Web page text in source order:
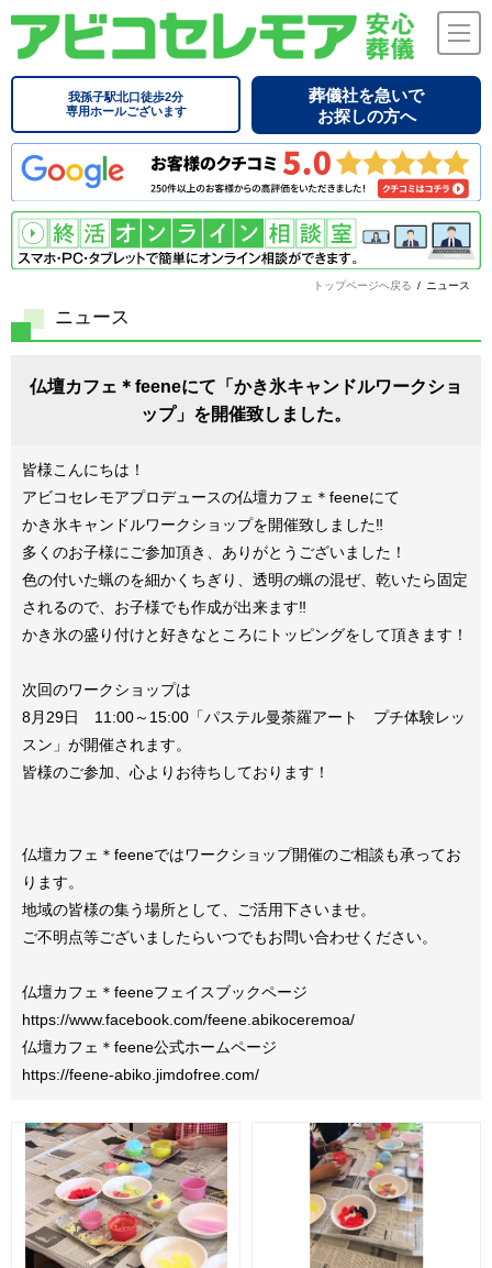
我孫子駅北口徒歩2分
専用ホールございます
葬儀社を急いで
お探しの方へ
トップページへ戻る / ニュース
ニュース
仏壇カフェ＊feeneにて「かき氷キャンドルワークショ
ップ」を開催致しました。
皆様こんにちは！
アビコセレモアプロデュースの仏壇カフェ＊feeneにて
かき氷キャンドルワークショップを開催致しました‼︎
多くのお子様にご参加頂き、ありがとうございました！
色の付いた蝋のを細かくちぎり、透明の蝋の混ぜ、乾いたら固定
されるので、お子様でも作成が出来ます‼︎
かき氷の盛り付けと好きなところにトッピングをして頂きます！
次回のワークショップは
8月29日 11:00～15:00「パステル曼荼羅アート プチ体験レッ
スン」が開催されます。
皆様のご参加、心よりお待ちしております！
仏壇カフェ＊feeneではワークショップ開催のご相談も承ってお
ります。
地域の皆様の集う場所として、ご活用下さいませ。
ご不明点等ございましたらいつでもお問い合わせください。
仏壇カフェ＊feeneフェイスブックページ
https://www.facebook.com/feene.abikoceremoa/
仏壇カフェ＊feene公式ホームページ
https://feene-abiko.jimdofree.com/